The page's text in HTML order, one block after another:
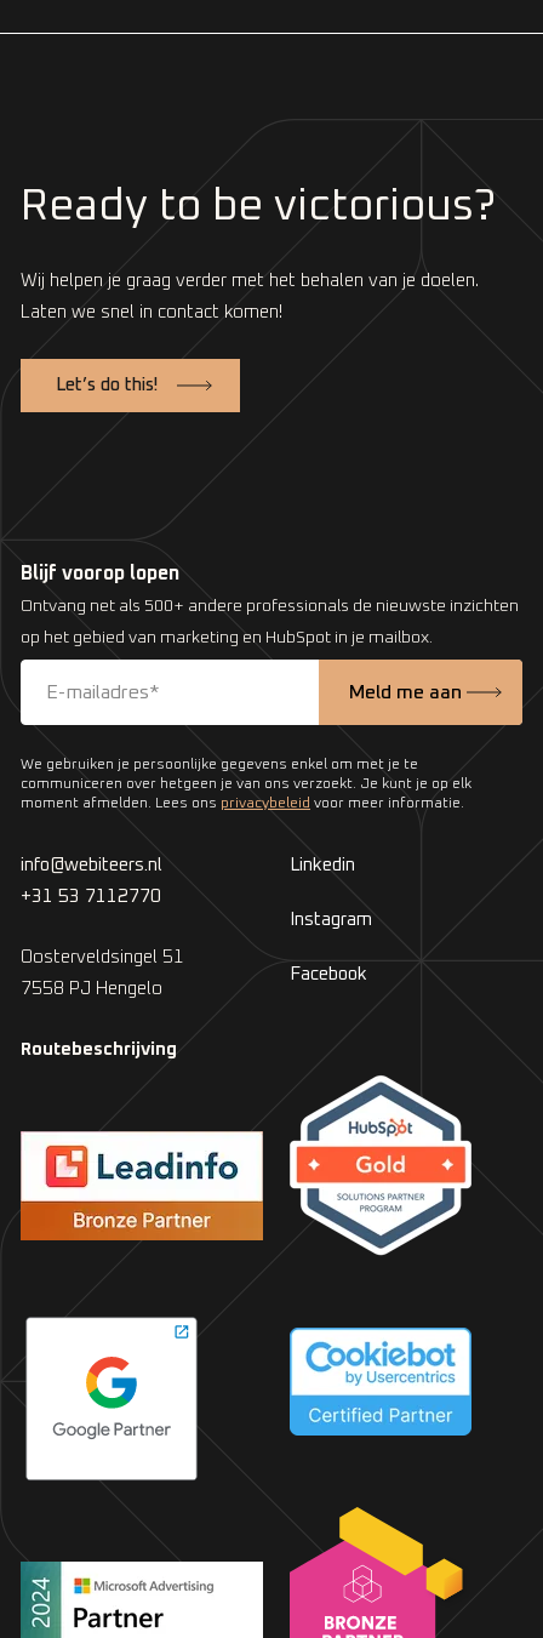
Ready to be victorious?
Wij helpen je graag verder met het behalen van je doelen.
Laten we snel in contact komen!
Let’s do this!
Blijf voorop lopen
Ontvang net als 500+ andere professionals de nieuwste inzichten
op het gebied van marketing en HubSpot in je mailbox.
We gebruiken je persoonlijke gegevens enkel om met je te
communiceren over hetgeen je van ons verzoekt. Je kunt je op elk
moment afmelden. Lees ons privacybeleid voor meer informatie.
info@webiteers.nl
+31 53 7112770
Oosterveldsingel 51
7558 PJ Hengelo
Routebeschrijving
Linkedin
Instagram
Facebook